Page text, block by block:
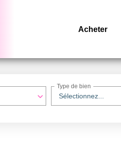
Acheter
Sélectionnez...
Type de bien